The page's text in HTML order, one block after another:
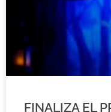
FINALIZA EL